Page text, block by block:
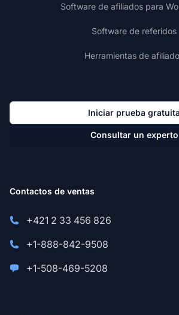
Software de afiliados para
Software de referidos
Herramientas de
Iniciar prueba gratuita
Consultar un experto
Contactos de ventas
+421 2 33 456 826
+1-888-842-9508
+1-508-469-5208